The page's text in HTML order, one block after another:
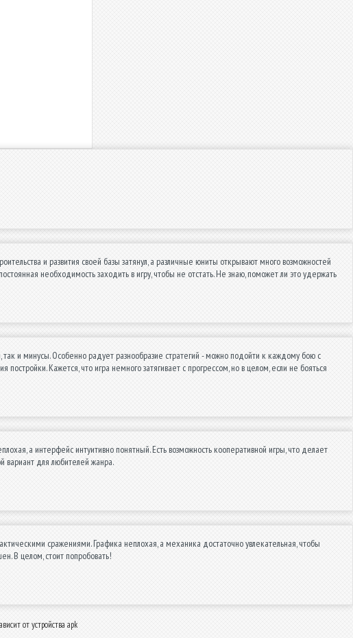
и развития своей базы затянул, а различные юниты открывают много возможностей
необходимость заходить в игру, чтобы не отстать. Не знаю, поможет ли это удержать
и минусы. Особенно радует разнообразие стратегий - можно подойти к каждому бою с
Кажется, что игра немного затягивает с прогрессом, но в целом, если не бояться
а интерфейс интуитивно понятный. Есть возможность кооперативной игры, что делает
вариант для любителей жанра.
сражениями. Графика неплохая, а механика достаточно увлекательная, чтобы
В целом, стоит попробовать!
от устройства apk